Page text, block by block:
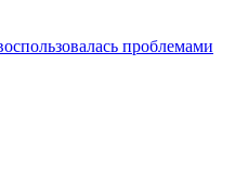
проблемами